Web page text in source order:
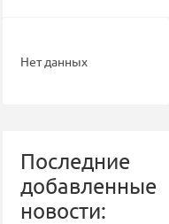
Нет данных
Последние
добавленные
новости: